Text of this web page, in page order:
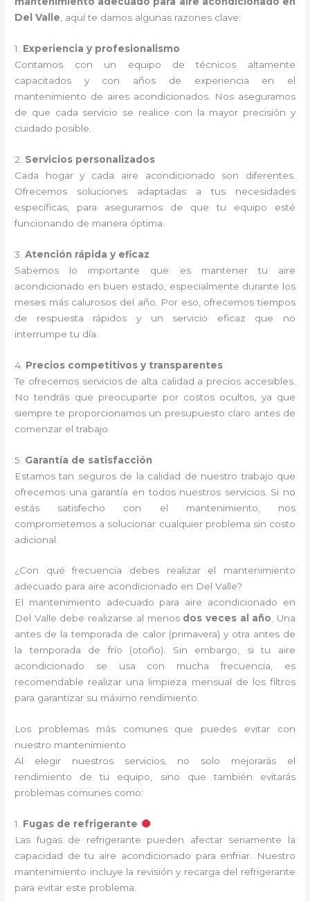
Del Valle , aquí te damos algunas razones clave:
1. Experiencia y profesionalismo
Contamos con un equipo de técnicos altamente
capacitados y con años de experiencia en el
mantenimiento de aires acondicionados. Nos aseguramos
de que cada servicio se realice con la mayor precisión y
cuidado posible.
2. Servicios personalizados
Cada hogar y cada aire acondicionado son diferentes.
Ofrecemos soluciones adaptadas a tus necesidades
específicas, para asegurarnos de que tu equipo esté
funcionando de manera óptima.
3.Atención rápida y eficaz
Sabemos lo importante que es mantener tu aire
acondicionado en buen estado, especialmente durante los
meses más calurosos del año. Por eso, ofrecemos tiempos
de respuesta rápidos y un servicio eficaz que no
interrumpe tu día.
4. Precios competitivos y transparentes
Te ofrecemos servicios de alta calidad a precios accesibles.
No tendrás que preocuparte por costos ocultos, ya que
siempre te proporcionamos un presupuesto claro antes de
comenzar el trabajo.
5. Garantía de satisfacción
Estamos tan seguros de la calidad de nuestro trabajo que
ofrecemos una garantía en todos nuestros servicios. Si no
estás satisfecho con el mantenimiento, nos
comprometemos a solucionar cualquier problema sin costo
adicional.
¿Con qué frecuencia debes realizar el mantenimiento
adecuado para aire acondicionado en Del Valle?
El mantenimiento adecuado para aire acondicionado en
Del Valle debe realizarse al menos dos veces al año. Una
antes de la temporada de calor (primavera) y otra antes de
la temporada de frío (otoño). Sin embargo, si tu aire
acondicionado se usa con mucha frecuencia, es
recomendable realizar una limpieza mensual de los filtros
para garantizar su máximo rendimiento.
Los problemas más comunes que puedes evitar con
nuestro mantenimiento
Al elegir nuestros servicios, no solo mejorarás el
rendimiento de tu equipo, sino que también evitarás
problemas comunes como:
1. Fugas de refrigerante
Las fugas de refrigerante pueden afectar seriamente la
capacidad de tu aire acondicionado para enfriar. Nuestro
mantenimiento incluye la revisión y recarga del refrigerante
para evitar este problema.